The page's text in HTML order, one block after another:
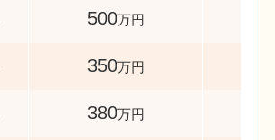
500万円
350万円
380万円